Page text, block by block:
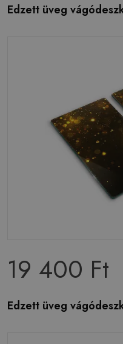
Edzett üveg
19 400 Ft
Edzett üveg